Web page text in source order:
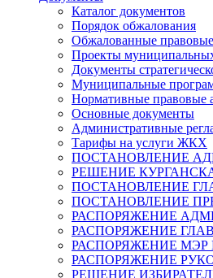
Каталог документов
Порядок обжалования
Обжалованные
Проекты
Документы
Муниципальные
Нормативные правовые
Основные документы
Административные
Тарифы на услуги ЖКХ
ПОСТАНОВЛЕНИЕ
РЕШЕНИЕ
ПОСТАНОВЛЕНИЕ
ПОСТАНОВЛЕНИЕ
РАСПОРЯЖЕНИЕ
РАСПОРЯЖЕНИЕ
РАСПОРЯЖЕНИЕ МЭР
РАСПОРЯЖЕНИЕ
РЕШЕНИЕ